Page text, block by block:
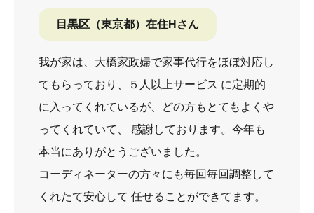
目黒区（東京都）在住Hさん
我が家は、大橋家政婦で家事代行をほぼ対応し
てもらっており、５人以上サービス に定期的
に入ってくれているが、どの方もとてもよくや
ってくれていて、 感謝しております。今年も
本当にありがとうございました。
コーディネーターの方々にも毎回毎回調整して
くれたて安心して 任せることができてます。